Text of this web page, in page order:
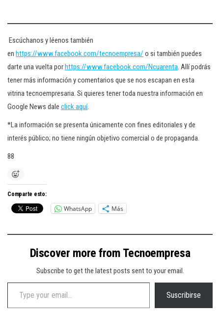
Escúchanos y léenos también
en https://www.facebook.com/tecnoempresa/ o si también puedes
darte una vuelta porhttps://www.facebook.com/Ncuarenta. Allí podrás
tener más información y comentarios que se nos escapan en esta
vitrina tecnoempresaria. Si quieres tener toda nuestra información en
Google News dale click aquí.
*La información se presenta únicamente con fines editoriales y de
interés público; no tiene ningún objetivo comercial o de propaganda.
88
Comparte esto:
WhatsApp Más
Discover more from Tecnoempresa
Subscribe to get the latest posts sent to your email.
Type your email…
Suscribirse